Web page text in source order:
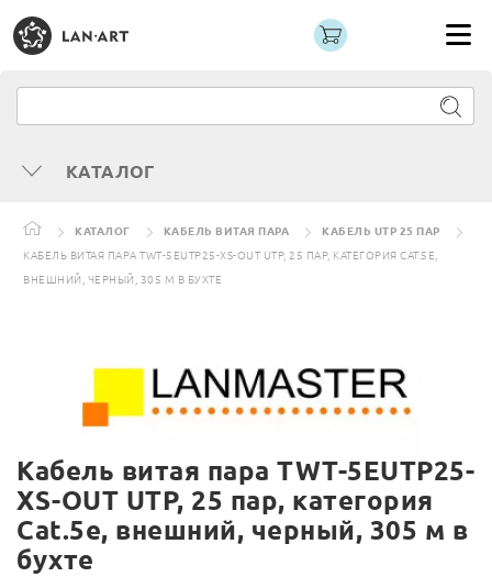
КАТАЛОГ
КАТАЛОГ КАБЕЛЬ ВИТАЯ ПАРА
КАБЕЛЬ UTP 25 ПАР
КАБЕЛЬ ВИТАЯ ПАРА TWT-5EUTP25-XS-OUT UTP, 25 ПАР, КАТЕГОРИЯ CAT.5E,
ВНЕШНИЙ, ЧЕРНЫЙ, 305 М В БУХТЕ
Кабель витая пара TWT-5EUTP25-
XS-OUT UTP, 25 пар, категория
Cat.5e, внешний, черный, 305 м в
бухте